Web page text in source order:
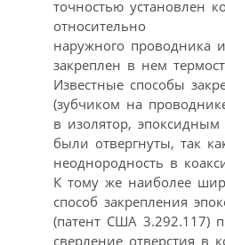
точностью установлен
относительно
наружного проводника
закреплен в нем
Известные способы
(зубчиком на
в изолятор,
были отвергнуты, так
неоднородность в
К тому же наиболее
способ закрепления
(патент США 3.292.117)
сверление отверстия в